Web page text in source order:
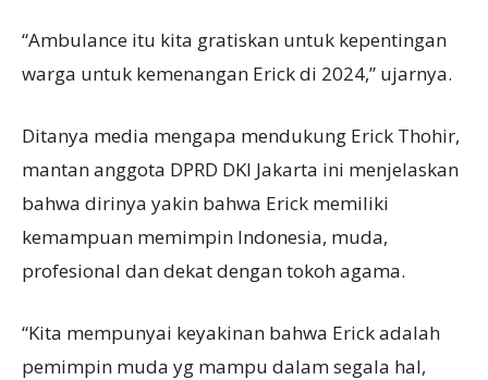
“Ambulance itu kita gratiskan untuk kepentingan
warga untuk kemenangan Erick di 2024,” ujarnya.
Ditanya media mengapa mendukung Erick Thohir,
mantan anggota DPRD DKI Jakarta ini menjelaskan
bahwa dirinya yakin bahwa Erick memiliki
kemampuan memimpin Indonesia, muda,
profesional dan dekat dengan tokoh agama.
“Kita mempunyai keyakinan bahwa Erick adalah
pemimpin muda yg mampu dalam segala hal,